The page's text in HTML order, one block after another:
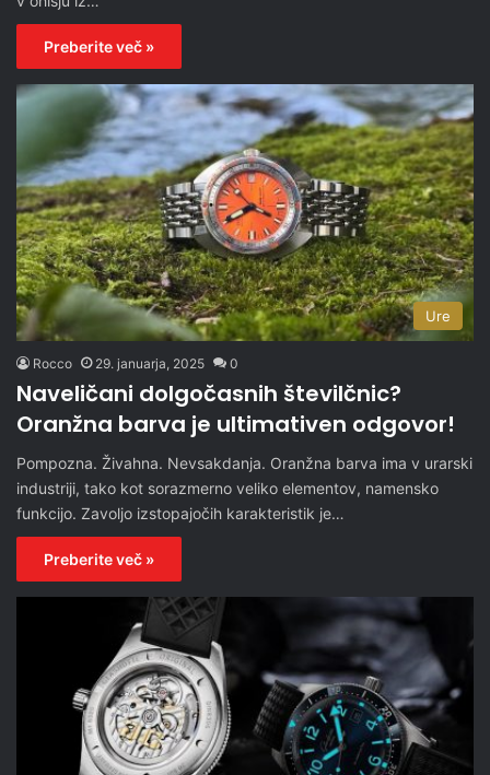
Preberite več »
Ure
Rocco 29. januarja, 2025 0
Naveličani dolgočasnih številčnic?
Oranžna barva je ultimativen odgovor!
Pompozna. Živahna. Nevsakdanja. Oranžna barva ima v urarski
industriji, tako kot sorazmerno veliko elementov, namensko
funkcijo. Zavoljo izstopajočih karakteristik je…
Preberite več »